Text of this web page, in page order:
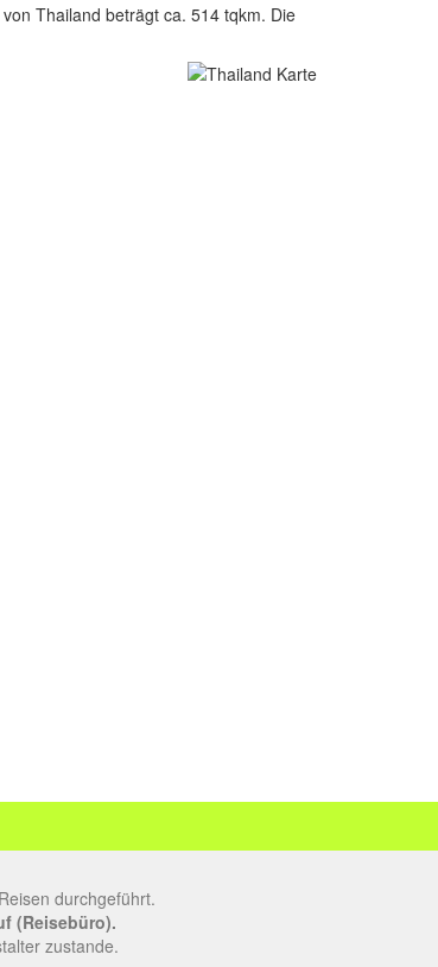
Thailand beträgt ca. 514 tqkm. Die
durchgeführt.
(Reisebüro).
zustande.